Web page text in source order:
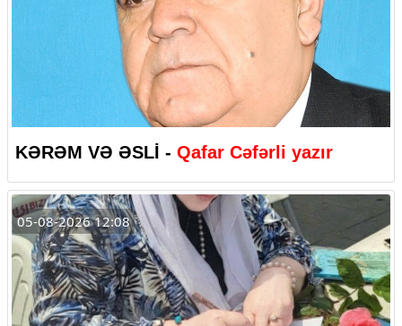
KƏRƏM VƏ ƏSLİ - Qafar Cəfərli yazır
05-08-2026 12:08